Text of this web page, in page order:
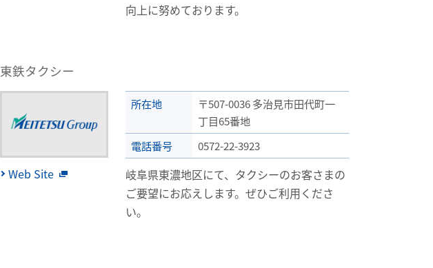
向上に努めております。
東鉄タクシー
Web Site
所在地
〒507-0036 多治見市田代町一
丁目65番地
電話番号
0572-22-3923
岐阜県東濃地区にて、タクシーのお客さまの
ご要望にお応えします。ぜひご利用くださ
い。